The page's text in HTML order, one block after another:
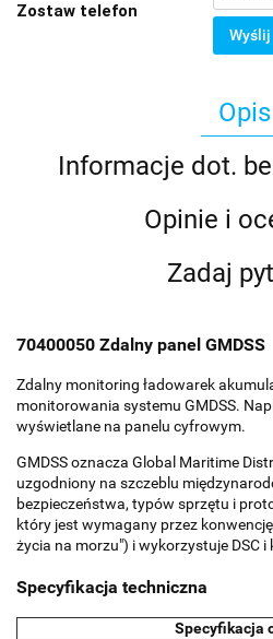
Zostaw telefon
Wyślij
Opis
Informacje dot.
Opinie i
Zadaj
70400050 Zdalny panel GMDSS
Zdalny monitoring ładowarek
monitorowania systemu GMDSS.
wyświetlane na panelu cyfrowym.
GMDSS oznacza Global Maritime
uzgodniony na szczeblu
bezpieczeństwa, typów sprzętu i
który jest wymagany przez
życia na morzu") i wykorzystuje DSC
Specyfikacja techniczna
Specyfikacja